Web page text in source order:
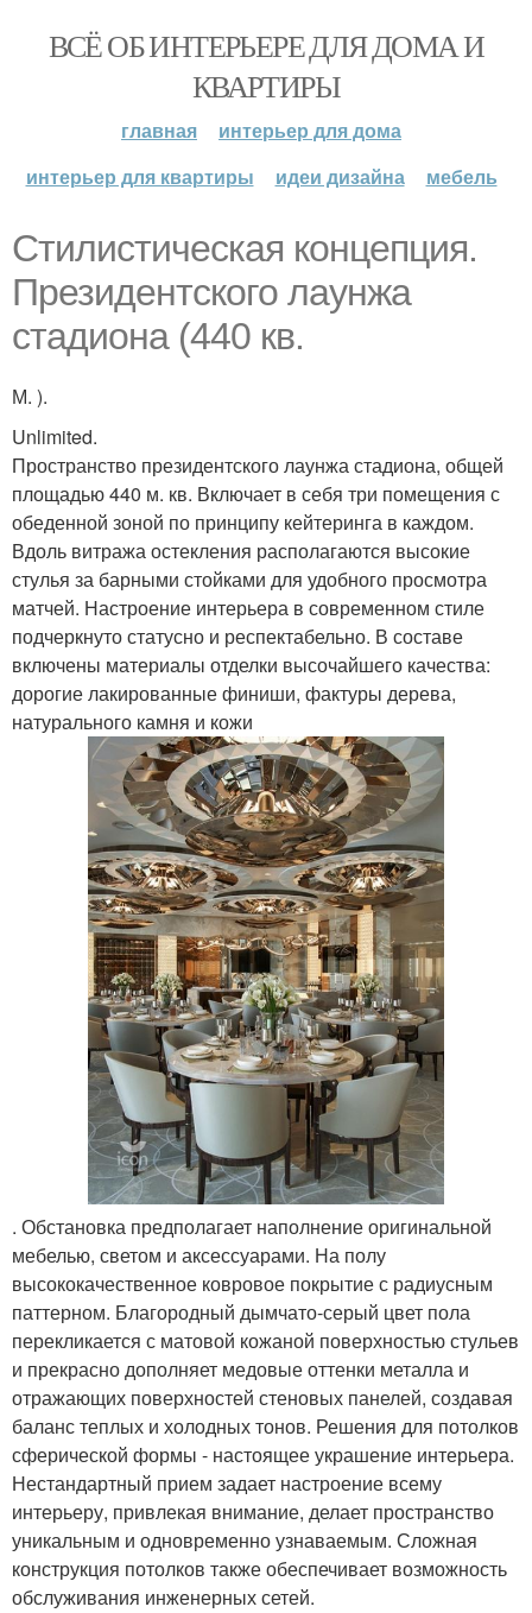
ВСЁ ОБ ИНТЕРЬЕРЕ ДЛЯ ДОМА И
КВАРТИРЫ
главная
интерьер для дома
интерьер для квартиры
идеи дизайна мебель
Стилистическая концепция.
Президентского лаунжа
стадиона (440 кв.
М. ).
Unlimited.
Пространство президентского лаунжа стадиона, общей
площадью 440 м. кв. Включает в себя три помещения с
обеденной зоной по принципу кейтеринга в каждом.
Вдоль витража остекления располагаются высокие
стулья за барными стойками для удобного просмотра
матчей. Настроение интерьера в современном стиле
подчеркнуто статусно и респектабельно. В составе
включены материалы отделки высочайшего качества:
дорогие лакированные финиши, фактуры дерева,
натурального камня и кожи
. Обстановка предполагает наполнение оригинальной
мебелью, светом и аксессуарами. На полу
высококачественное ковровое покрытие с радиусным
паттерном. Благородный дымчато-серый цвет пола
перекликается с матовой кожаной поверхностью стульев
и прекрасно дополняет медовые оттенки металла и
отражающих поверхностей стеновых панелей, создавая
баланс теплых и холодных тонов. Решения для потолков
сферической формы - настоящее украшение интерьера.
Нестандартный прием задает настроение всему
интерьеру, привлекая внимание, делает пространство
уникальным и одновременно узнаваемым. Сложная
конструкция потолков также обеспечивает возможность
обслуживания инженерных сетей.